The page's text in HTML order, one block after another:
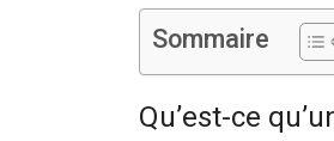
Sommaire
Qu’est-ce